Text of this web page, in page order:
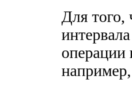
Для того,
операции